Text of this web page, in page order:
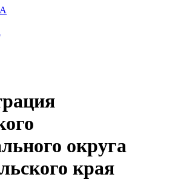
A
округа
края